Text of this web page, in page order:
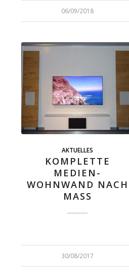
06/09/2018
AKTUELLES
KOMPLETTE
MEDIEN-
WOHNWAND NACH
MASS
30/08/2017